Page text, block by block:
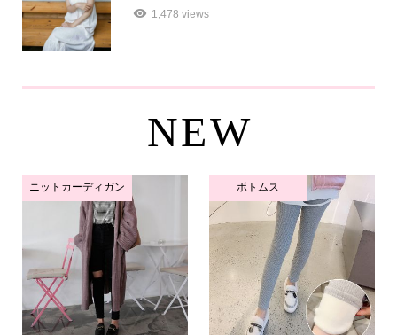
1,478 views
NEW
ニットカーディガン ボトムス